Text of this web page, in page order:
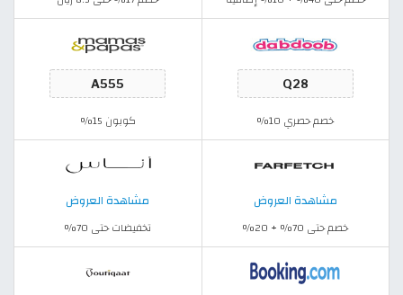
خصم حصري 10% كوبون 15%
مشاهدة العروض
خصم حتى 70% + 20%
مشاهدة العروض
تخفيضات حتى 70%